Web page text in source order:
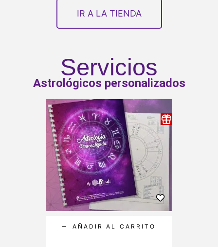
IR A LA TIENDA
Servicios
Astrológicos personalizados
AÑADIR AL CARRITO